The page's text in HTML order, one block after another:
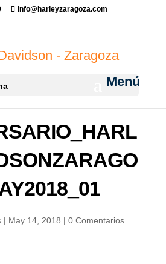
info@harleyzaragoza.com
| May 14, 2018 | 0 Comentarios